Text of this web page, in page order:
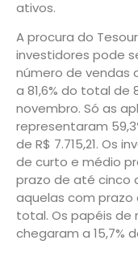
ativos.
A procura do
investidores pode
número de vendas
a 81,6% do total de
novembro. Só as
representaram
de R$ 7.715,21. Os
de curto e médio
prazo de até cinco
aquelas com prazo
total. Os papéis de
chegaram a 15,7%